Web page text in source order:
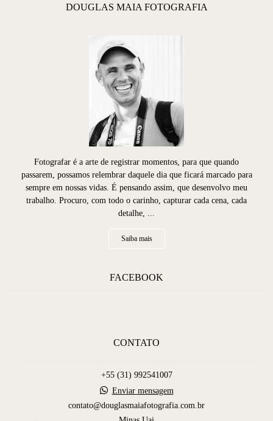
DOUGLAS MAIA FOTOGRAFIA
Fotografar é a arte de registrar momentos, para que quando
passarem, possamos relembrar daquele dia que ficará marcado para
sempre em nossas vidas. É pensando assim, que desenvolvo meu
trabalho. Procuro, com todo o carinho, capturar cada cena, cada
detalhe, ...
Saiba mais
FACEBOOK
CONTATO
+55 (31) 992541007
Enviar mensagem
contato@douglasmaiafotografia.com.br